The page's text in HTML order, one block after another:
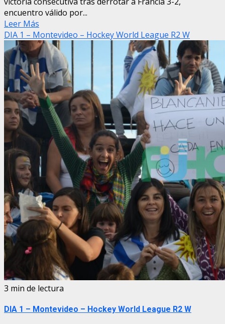
encuentro válido por...
Leer Más
DIA 1 – Montevideo – Hockey World League R2 W
3 min de lectura
DIA 1 – Montevideo – Hockey World League R2 W